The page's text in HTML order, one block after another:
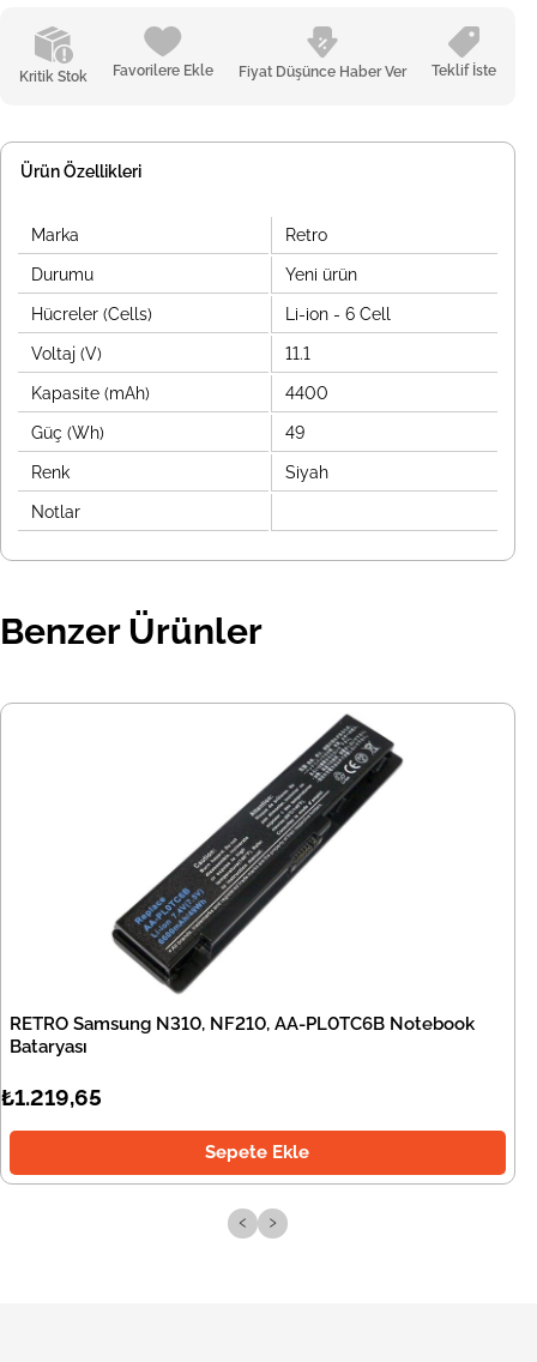
Kritik Stok Favorilere Ekle Fiyat Düşünce Haber Ver Teklif İste
Ürün Özellikleri
Marka Retro
Durumu Yeni ürün
Hücreler (Cells) Li-ion - 6 Cell
Voltaj (V) 11.1
Kapasite (mAh) 4400
Güç (Wh) 49
Renk Siyah
Notlar
Benzer Ürünler
RETRO Samsung N310, NF210, AA-PL0TC6B Notebook
Bataryası
₺1.219,65
Sepete Ekle
‹ ›